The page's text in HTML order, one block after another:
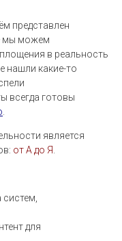
представлен
мы можем
в реальность
нашли какие-то
всегда готовы
является
от А до Я
для